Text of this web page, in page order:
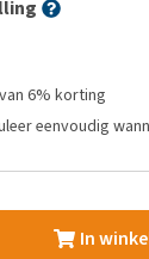
6% korting
eenvoudig
In